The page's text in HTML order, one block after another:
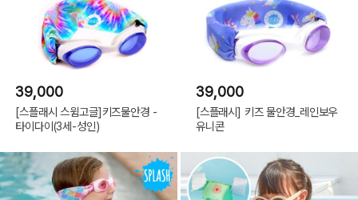
39,000
[스플래시 스윔고글]키즈물안경 -
타이다이(3세-성인)
39,000
[스플래시] 키즈 물안경_레인보우
유니콘